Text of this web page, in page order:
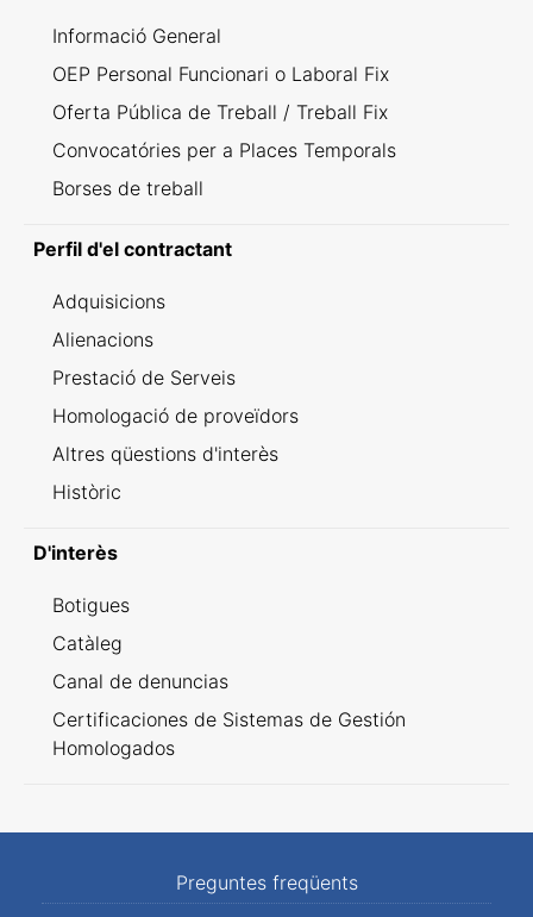
Informació General
OEP Personal Funcionari o Laboral Fix
Oferta Pública de Treball / Treball Fix
Convocatóries per a Places Temporals
Borses de treball
Perfil d'el contractant
Adquisicions
Alienacions
Prestació de Serveis
Homologació de proveïdors
Altres qüestions d'interès
Històric
D'interès
Botigues
Catàleg
Canal de denuncias
Certificaciones de Sistemas de Gestión
Homologados
Preguntes freqüents